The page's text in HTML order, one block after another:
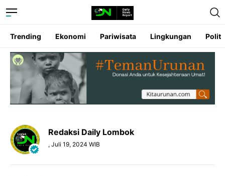
Trending Ekonomi Pariwisata Lingkungan
Redaksi Daily Lombok
, Juli 19, 2024 WIB